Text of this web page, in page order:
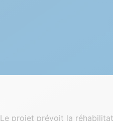
Le projet prévoit la